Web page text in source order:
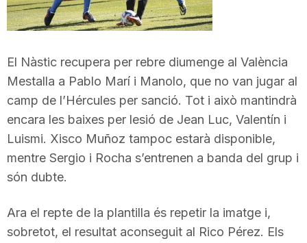
a
d
e
a
El Nàstic recupera per rebre diumenge al València
Mestalla a Pablo Marí i Manolo, que no van jugar al
camp de l’Hércules per sanció. Tot i això mantindrà
encara les baixes per lesió de Jean Luc, Valentín i
Luismi. Xisco Muñoz tampoc estarà disponible,
mentre Sergio i Rocha s’entrenen a banda del grup i
són dubte.
Ara el repte de la plantilla és repetir la imatge i,
sobretot, el resultat aconseguit al Rico Pérez. Els